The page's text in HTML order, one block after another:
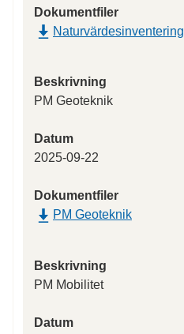
Dokumentfiler
Naturvärdesinventering
Beskrivning
PM Geoteknik
Datum
2025-09-22
Dokumentfiler
PM Geoteknik
Beskrivning
PM Mobilitet
Datum